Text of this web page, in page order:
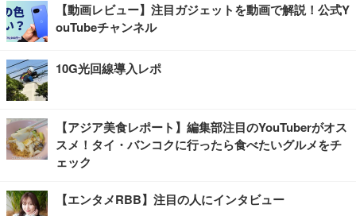
【動画レビュー】注目ガジェットを動画で解説！公式Y
ouTubeチャンネル
10G光回線導入レポ
【アジア美食レポート】編集部注目のYouTuberがオス
スメ！タイ・バンコクに行ったら食べたいグルメをチ
ェック
【エンタメRBB】注目の人にインタビュー